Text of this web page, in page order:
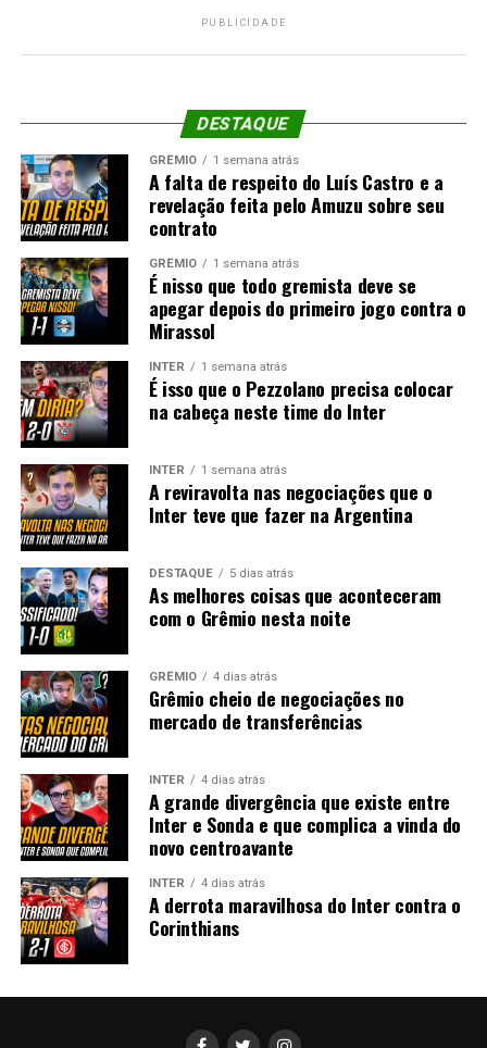
PUBLICIDADE
DESTAQUE
GRÊMIO 1 semana atrás
A falta de respeito do Luís Castro e a
revelação feita pelo Amuzu sobre seu
contrato
GRÊMIO 1 semana atrás
É nisso que todo gremista deve se
apegar depois do primeiro jogo contra o
Mirassol
INTER 1 semana atrás
É isso que o Pezzolano precisa colocar
na cabeça neste time do Inter
INTER 1 semana atrás
A reviravolta nas negociações que o
Inter teve que fazer na Argentina
DESTAQUE 5 dias atrás
As melhores coisas que aconteceram
com o Grêmio nesta noite
GRÊMIO 4 dias atrás
Grêmio cheio de negociações no
mercado de transferências
INTER 4 dias atrás
A grande divergência que existe entre
Inter e Sonda e que complica a vinda do
novo centroavante
INTER 4 dias atrás
A derrota maravilhosa do Inter contra o
Corinthians